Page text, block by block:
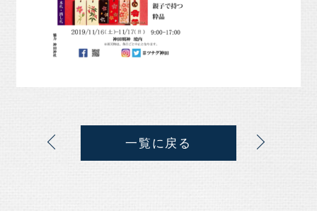
一覧に戻る